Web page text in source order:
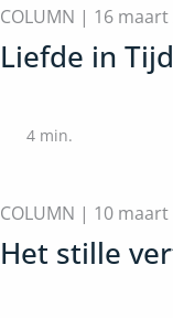
COLUMN | 16 maart
Liefde in
4min.
COLUMN | 10 maart
Het stille